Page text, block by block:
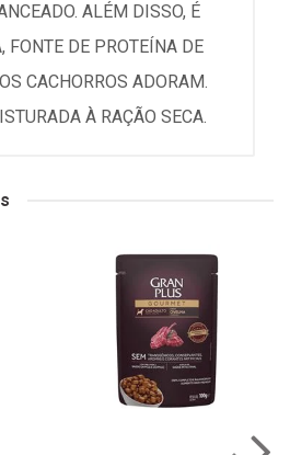
ALÉM DISSO, É
FONTE DE PROTEÍNA DE
CACHORROS ADORAM.
À RAÇÃO SECA.